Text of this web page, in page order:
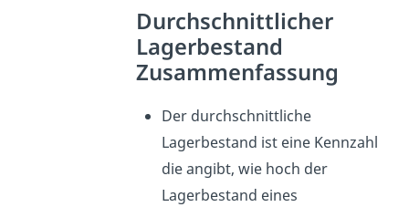
Durchschnittlicher
Lagerbestand
Zusammenfassung
Der durchschnittliche
Lagerbestand ist eine Kennzahl
die angibt, wie hoch der
Lagerbestand eines